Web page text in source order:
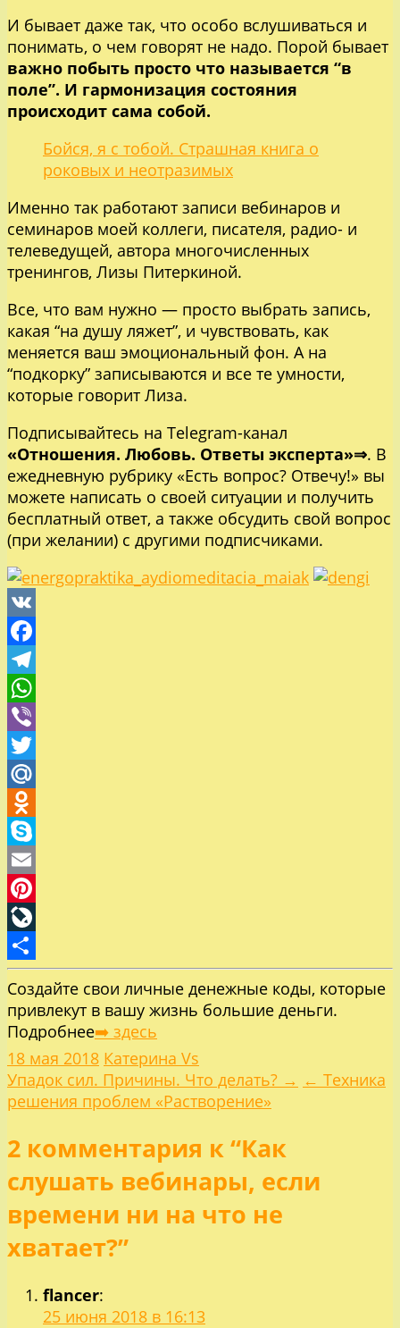
И бывает даже так, что особо вслушиваться и
понимать, о чем говорят не надо. Порой бывает
важно побыть просто что называется “в
поле”. И гармонизация состояния
происходит сама собой.
Бойся, я с тобой. Страшная книга о
роковых и неотразимых
Именно так работают записи вебинаров и
семинаров моей коллеги, писателя, радио- и
телеведущей, автора многочисленных
тренингов, Лизы Питеркиной.
Все, что вам нужно — просто выбрать запись,
какая “на душу ляжет”, и чувствовать, как
меняется ваш эмоциональный фон. А на
“подкорку” записываются и все те умности,
которые говорит Лиза.
Подписывайтесь на Telegram-канал
«Отношения. Любовь. Ответы эксперта»⇒. В
ежедневную рубрику «Есть вопрос? Отвечу!» вы
можете написать о своей ситуации и получить
бесплатный ответ, а также обсудить свой вопрос
(при желании) с другими подписчиками.
VK
Facebook
Telegram
WhatsApp
Viber
Twitter
Mail.Ru
Odnoklassniki
Skype
Email
Pinterest
LiveJournal
Отправить
Создайте свои личные денежные коды, которые
привлекут в вашу жизнь большие деньги.
Подробнее➡️ здесь
18 мая 2018 Катерина Vs
Навигация
по
записям
Упадок сил. Причины. Что делать? → ← Техника
решения проблем «Растворение»
2 комментария к “Как
слушать вебинары, если
времени ни на что не
хватает?”
flancer:
25 июня 2018 в 16:13